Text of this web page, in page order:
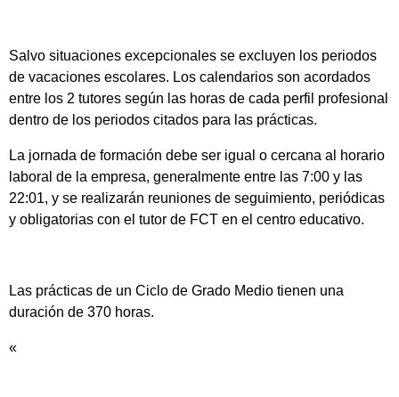
Salvo situaciones excepcionales se excluyen los periodos
de vacaciones escolares. Los calendarios son acordados
entre los 2 tutores según las horas de cada perfil profesional
dentro de los periodos citados para las prácticas.
La jornada de formación debe ser igual o cercana al horario
laboral de la empresa, generalmente entre las 7:00 y las
22:01, y se realizarán reuniones de seguimiento, periódicas
y obligatorias con el tutor de FCT en el centro educativo.
Las prácticas de un Ciclo de Grado Medio tienen una
duración de 370 horas.
«